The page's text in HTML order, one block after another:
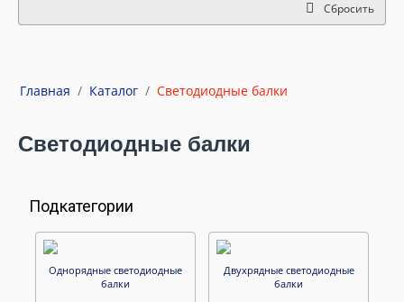
Сбросить
Главная / Каталог / Светодиодные балки
Светодиодные балки
Подкатегории
Однорядные светодиодные
балки
Двухрядные светодиодные
балки